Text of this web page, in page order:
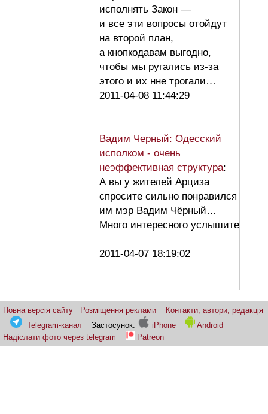
исполнять Закон —
и все эти вопросы отойдут
на второй план,
а кнопкодавам выгодно,
чтобы мы ругались из-за
этого и их нне трогали…
2011-04-08 11:44:29
Вадим Черный: Одесский
исполком - очень
неэффективная структура:
А вы у жителей Арциза
спросите сильно понравился
им мэр Вадим Чёрный…
Много интересного услышите
2011-04-07 18:19:02
Повна версія сайту Розміщення реклами
Контакти, автори, редакція
Telegram-канал
Застосунок: iPhone
Android
Надіслати фото через telegram
Patreon